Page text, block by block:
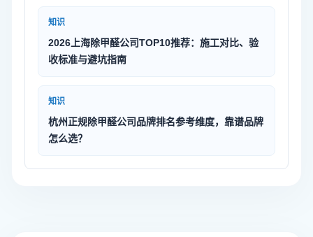
知识
2026上海除甲醛公司TOP10推荐：施工对比、验
收标准与避坑指南
知识
杭州正规除甲醛公司品牌排名参考维度，靠谱品牌
怎么选？